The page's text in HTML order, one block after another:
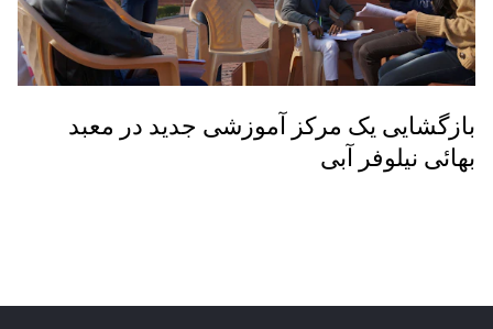
بازگشایی یک مرکز آموزشی جدید در معبد
بهائی نیلوفر آبی